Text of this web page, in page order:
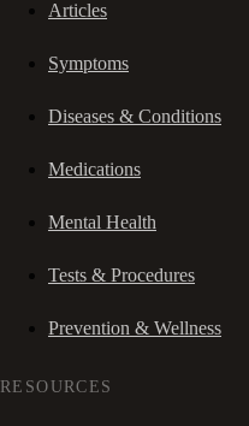
Articles
Symptoms
Diseases & Conditions
Medications
Mental Health
Tests & Procedures
Prevention & Wellness
RESOURCES